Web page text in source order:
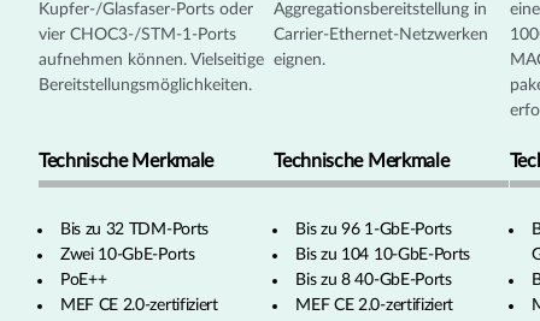
Kupfer-/Glasfaser-Ports oder
vier CHOC3-/STM-1-Ports
aufnehmen können. Vielseitige
Bereitstellungsmöglichkeiten.
Technische Merkmale
Bis zu 32 TDM-Ports
Zwei 10-GbE-Ports
PoE++
MEF CE 2.0-zertifiziert
Aggregationsbereitstellung in
Carrier-Ethernet-Netzwerken
eignen.
Technische Merkmale
Bis zu 96 1-GbE-Ports
Bis zu 104 10-GbE-Ports
Bis zu 8 40-GbE-Ports
MEF CE 2.0-zertifiziert